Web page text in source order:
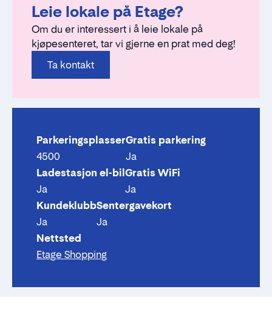
Leie lokale på Etage?
Om du er interessert i å leie lokale på
kjøpesenteret, tar vi gjerne en prat med deg!
Ta kontakt
Parkeringsplasser
4500
Gratis parkering
Ja
Ladestasjon el-bil
Ja
Gratis WiFi
Ja
Kundeklubb
Ja
Sentergavekort
Ja
Nettsted
Etage Shopping